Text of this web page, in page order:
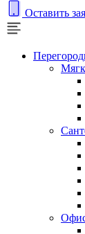
Оставить